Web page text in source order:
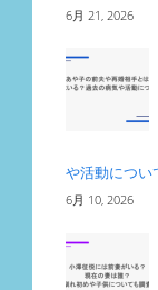
6月 21, 2026
や活動につい
6月 10, 2026